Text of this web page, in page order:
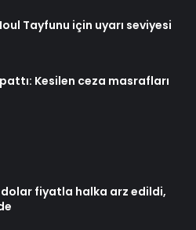
Tayfunu için uyarı seviyesi
Kesilen ceza masrafları
dolar fiyatla halka arz edildi,